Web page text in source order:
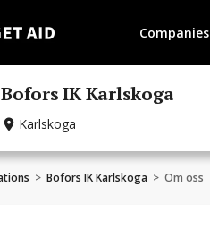
Companies
Bofors IK Karlskoga
Karlskoga
> Bofors IK Karlskoga > Om oss